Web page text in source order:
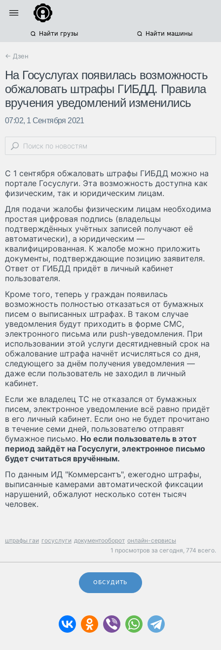
Найти грузы Найти машины
← Дзен
На Госуслугах появилась возможность
обжаловать штрафы ГИБДД. Правила
вручения уведомлений изменились
07:02, 1 Сентября 2021
С 1 сентября обжаловать штрафы ГИБДД можно на
портале Госуслуги. Эта возможность доступна как
физическим, так и юридическим лицам.
Для подачи жалобы физическим лицам необходима
простая цифровая подпись (владельцы
подтверждённых учётных записей получают её
автоматически), а юридическим —
квалифицированная. К жалобе можно приложить
документы, подтверждающие позицию заявителя.
Ответ от ГИБДД придёт в личный кабинет
пользователя.
Кроме того, теперь у граждан появилась
возможность полностью отказаться от бумажных
писем о выписанных штрафах. В таком случае
уведомления будут приходить в форме СМС,
электронного письма или push-уведомления. При
использовании этой услуги десятидневный срок на
обжалование штрафа начнёт исчисляться со дня,
следующего за днём получения уведомления —
даже если пользователь не заходил в личный
кабинет.
Если же владелец ТС не отказался от бумажных
писем, электронное уведомление всё равно придёт
в его личный кабинет. Если оно не будет прочитано
в течение семи дней, пользователю отправят
бумажное письмо. Но если пользователь в этот
период зайдёт на Госуслуги, электронное письмо
будет считаться вручённым.
По данным ИД "Коммерсантъ", ежегодно штрафы,
выписанные камерами автоматической фиксации
нарушений, обжалуют несколько сотен тысяч
человек.
штрафы гаи госуслуги документооборот онлайн-сервисы
1 просмотров за сегодня, 774 всего.
ОБСУДИТЬ